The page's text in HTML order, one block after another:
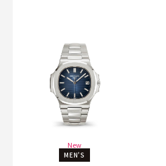
New
MEN'S